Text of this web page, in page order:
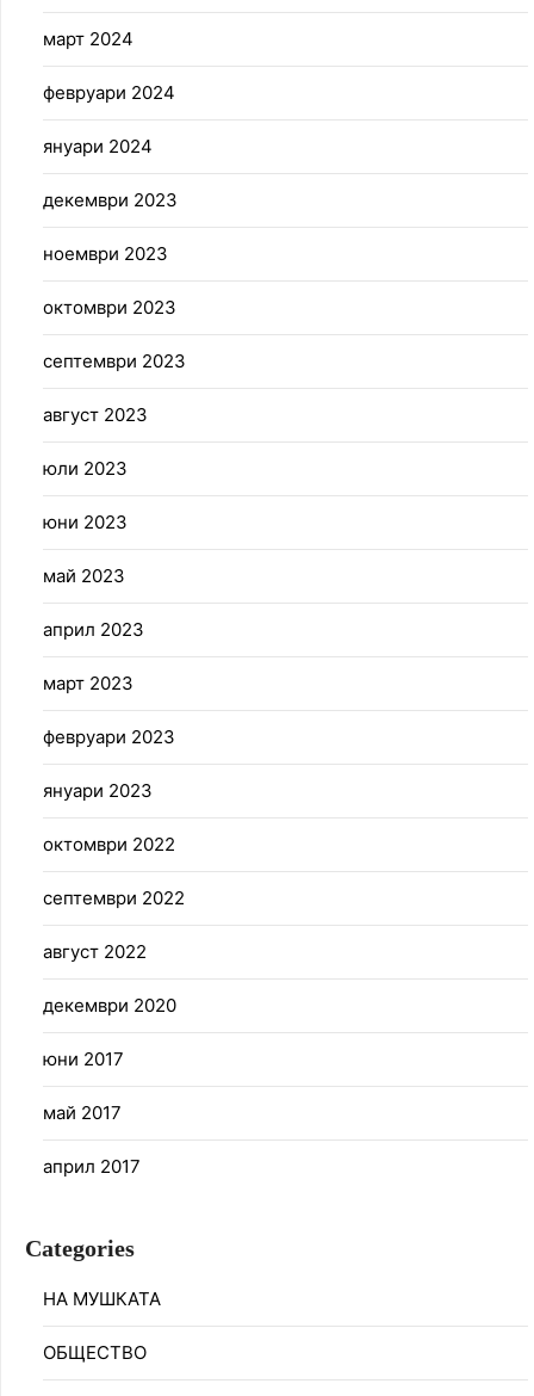
март 2024
февруари 2024
януари 2024
декември 2023
ноември 2023
октомври 2023
септември 2023
август 2023
юли 2023
юни 2023
май 2023
април 2023
март 2023
февруари 2023
януари 2023
октомври 2022
септември 2022
август 2022
декември 2020
юни 2017
май 2017
април 2017
Categories
НА МУШКАТА
ОБЩЕСТВО